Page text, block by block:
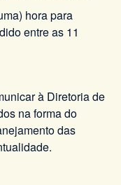
hora para
entre as 11
à Diretoria de
na forma do
das